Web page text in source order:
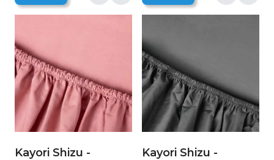
Kayori Shizu -
Kayori Shizu -